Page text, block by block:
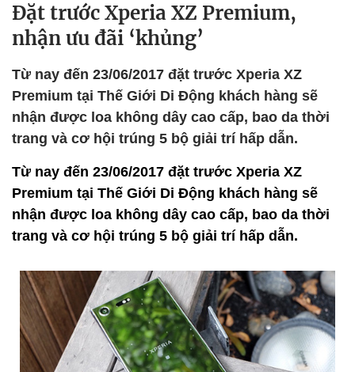
Đặt trước Xperia XZ Premium,
nhận ưu đãi ‘khủng’
Từ nay đến 23/06/2017 đặt trước Xperia XZ
Premium tại Thế Giới Di Động khách hàng sẽ
nhận được loa không dây cao cấp, bao da thời
trang và cơ hội trúng 5 bộ giải trí hấp dẫn.
Từ nay đến 23/06/2017 đặt trước Xperia XZ
Premium tại Thế Giới Di Động khách hàng sẽ
nhận được loa không dây cao cấp, bao da thời
trang và cơ hội trúng 5 bộ giải trí hấp dẫn.